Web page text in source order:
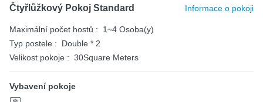
Čtyřlůžkový Pokoj Standard Informace o pokoji
Maximální počet hostů :
1~4 Osoba(y)
Typ postele :
Double * 2
Velikost pokoje : 30Square Meters
Vybavení pokoje